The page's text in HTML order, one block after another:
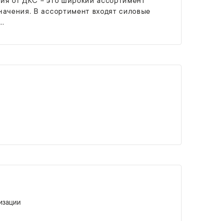
В ассортимент входят силовые